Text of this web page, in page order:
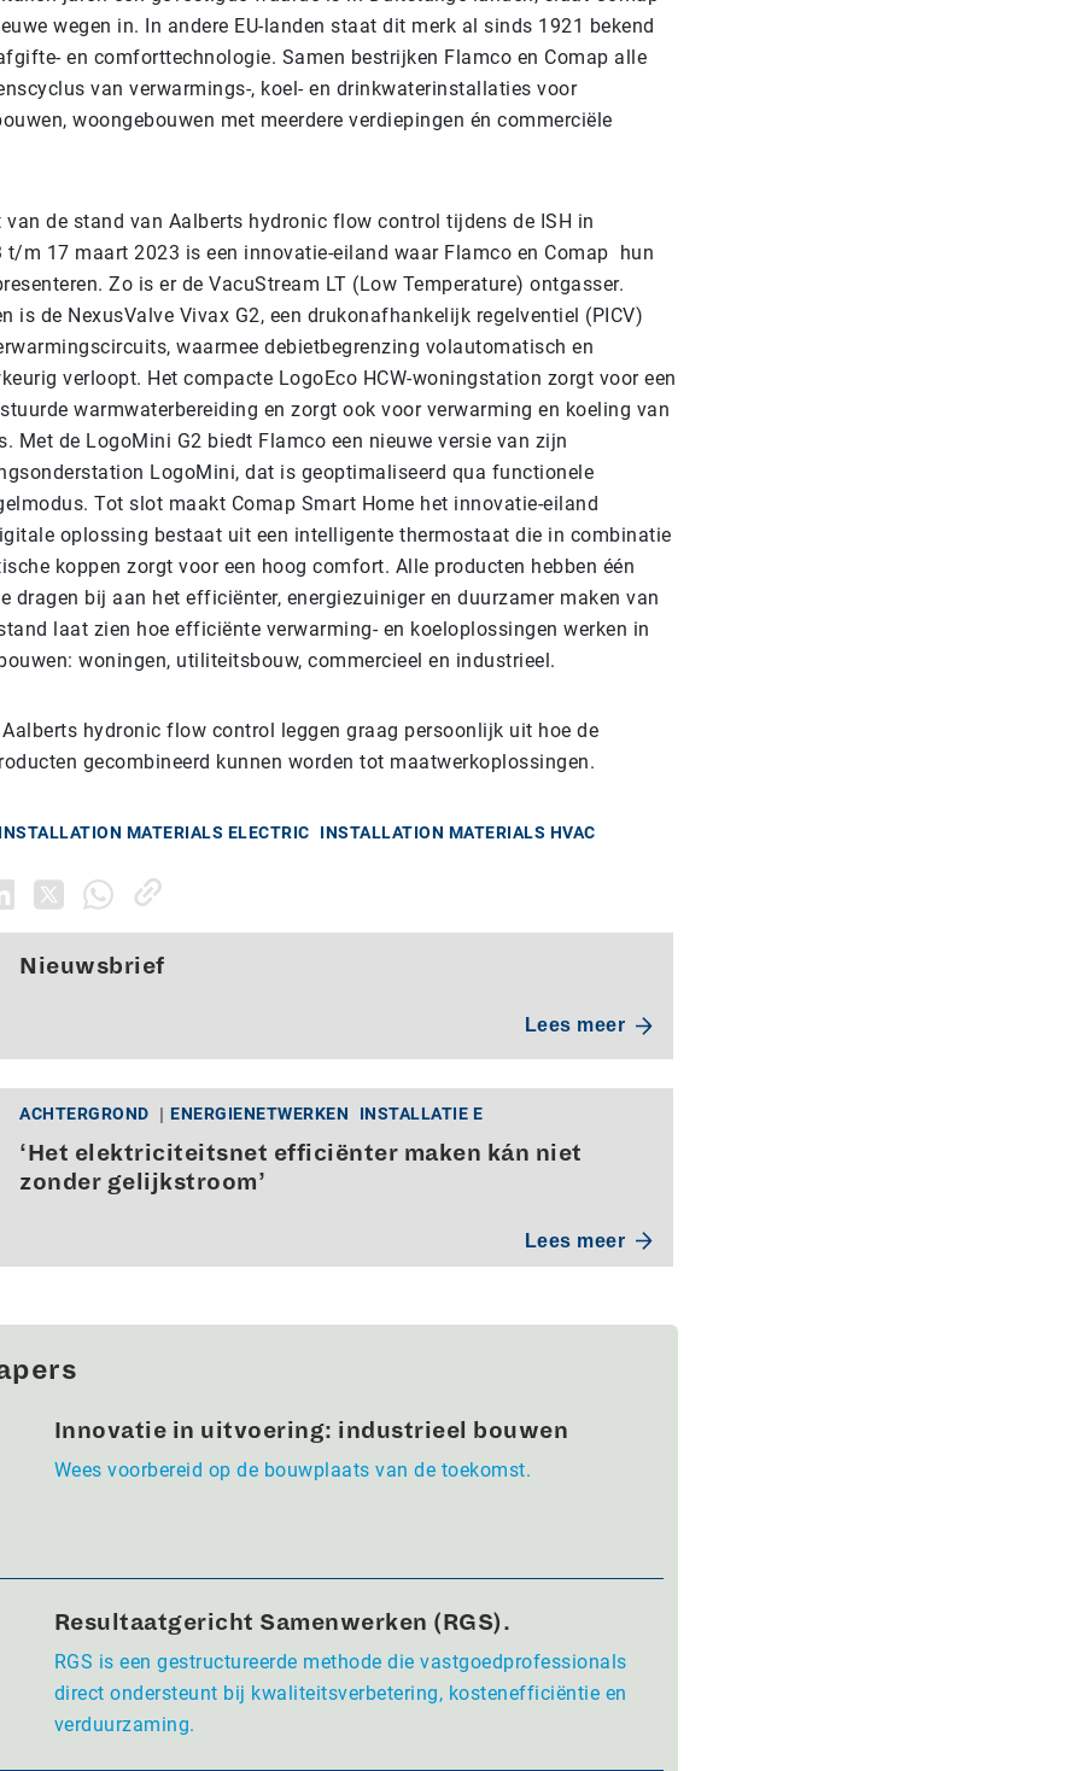
wegen in. In andere EU-landen staat dit merk al sinds 1921 bekend
en comforttechnologie. Samen bestrijken Flamco en Comap alle
van verwarmings-, koel- en drinkwaterinstallaties voor
woongebouwen met meerdere verdiepingen én commerciële
van de stand van Aalberts hydronic flow control tijdens de ISH in
t/m 17 maart 2023 is een innovatie-eiland waar Flamco en Comap hun
Zo is er de VacuStream LT (Low Temperature) ontgasser.
is de NexusValve Vivax G2, een drukonafhankelijk regelventiel (PICV)
waarmee debietbegrenzing volautomatisch en
verloopt. Het compacte LogoEco HCW-woningstation zorgt voor een
warmwaterbereiding en zorgt ook voor verwarming en koeling van
Met de LogoMini G2 biedt Flamco een nieuwe versie van zijn
LogoMini, dat is geoptimaliseerd qua functionele
Tot slot maakt Comap Smart Home het innovatie-eiland
oplossing bestaat uit een intelligente thermostaat die in combinatie
koppen zorgt voor een hoog comfort. Alle producten hebben één
dragen bij aan het efficiënter, energiezuiniger en duurzamer maken van
laat zien hoe efficiënte verwarming- en koeloplossingen werken in
woningen, utiliteitsbouw, commercieel en industrieel.
Aalberts hydronic flow control leggen graag persoonlijk uit hoe de
gecombineerd kunnen worden tot maatwerkoplossingen.
INSTALLATION MATERIALS ELECTRIC INSTALLATION MATERIALS HVAC
Nieuwsbrief
Lees meer
ACHTERGROND ENERGIENETWERKEN INSTALLATIE E
‘Het elektriciteitsnet efficiënter maken kán niet
zonder gelijkstroom’
Lees meer
Innovatie in uitvoering: industrieel bouwen
Wees voorbereid op de bouwplaats van de toekomst.
Resultaatgericht Samenwerken (RGS).
RGS is een gestructureerde methode die vastgoedprofessionals
direct ondersteunt bij kwaliteitsverbetering, kostenefficiëntie en
verduurzaming.